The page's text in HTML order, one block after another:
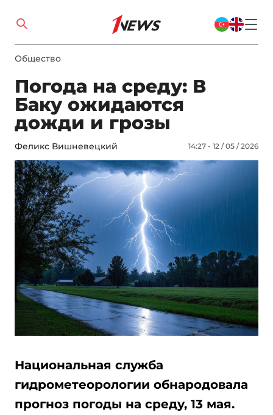
Общество
Погода на среду: В
Баку ожидаются
дожди и грозы
Феликс Вишневецкий 14:27 - 12 / 05 / 2026
Национальная служба
гидрометеорологии обнародовала
прогноз погоды на среду, 13 мая.